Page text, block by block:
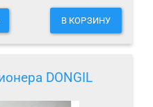
В КОРЗИНУ
DONGIL